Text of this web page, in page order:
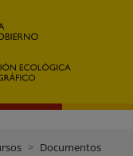
Documentos